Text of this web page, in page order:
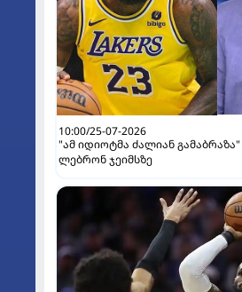
10:00/25-07-2026
"ამ იდიოტმა ძალიან
ლებრონ ჯეიმსზე